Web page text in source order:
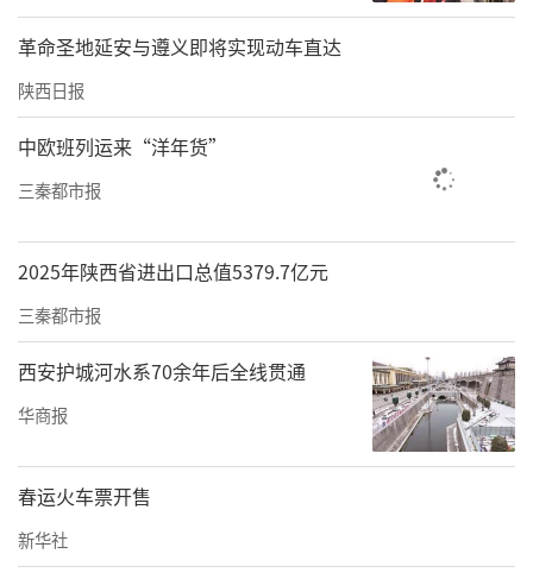
革命圣地延安与遵义即将实现动车直达
陕西日报
中欧班列运来“洋年货”
三秦都市报
2025年陕西省进出口总值5379.7亿元
三秦都市报
西安护城河水系70余年后全线贯通
华商报
春运火车票开售
新华社